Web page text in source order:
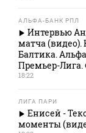
АЛЬФА-БАНК РПЛ
Интервью
матча (видео).
Балтика.
Премьер-Лига.
18:22
ЛИГА ПАРИ
Енисей -
моменты